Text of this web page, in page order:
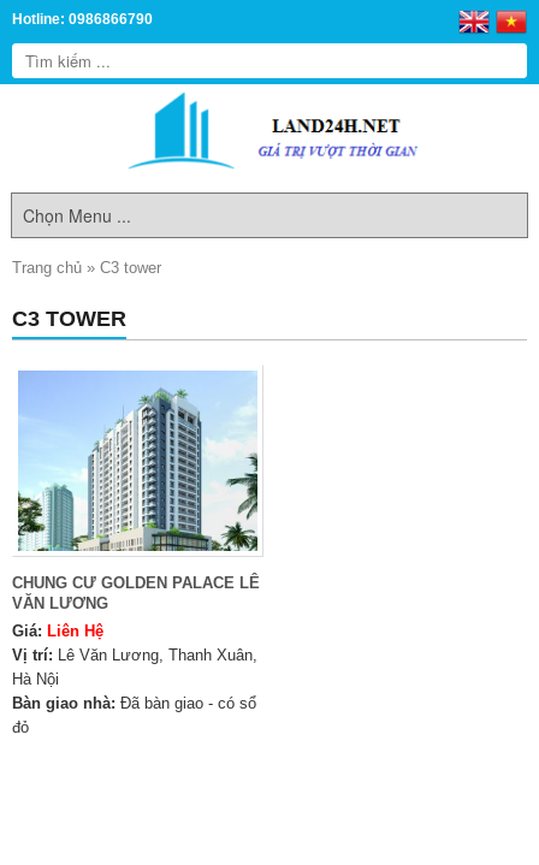
Hotline: 0986866790
Trang chủ » C3 tower
C3 TOWER
CHUNG CƯ GOLDEN PALACE LÊ
VĂN LƯƠNG
Giá: Liên Hệ
Vị trí: Lê Văn Lương, Thanh Xuân,
Hà Nội
Bàn giao nhà: Đã bàn giao - có sổ
đỏ